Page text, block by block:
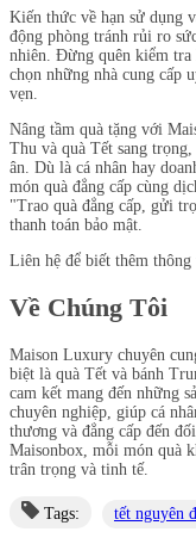
Kiến thức về hạn sử dụng
động phòng tránh rủi ro
nhiên. Đừng quên kiểm
chọn những nhà cung cấp
vẹn.
Nâng tầm quà tặng với
Thu và quà Tết sang
ân. Dù là cá nhân hay
món quà đẳng cấp cùng
"Trao quà đẳng cấp, gửi
thanh toán bảo mật.
Liên hệ để biết thêm thông
Về Chúng Tôi
Maison Luxury chuyên
biệt là quà Tết và bánh
cam kết mang đến những
chuyên nghiệp, giúp cá
thương và đẳng cấp đến
Maisonbox, mỗi món quà
trân trọng và tinh tế.
Tags: tết nguyên